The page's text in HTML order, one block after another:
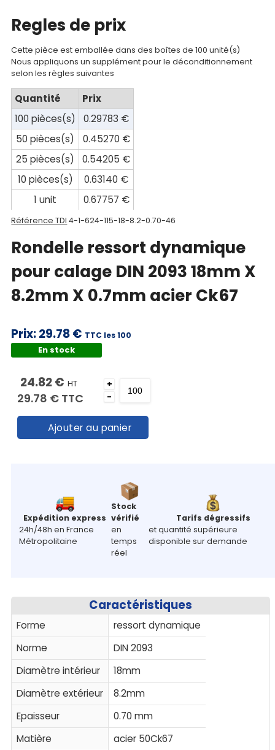
Mon
compte
Mon
panier
Contact
Regles de prix
Cette pièce est emballée dans des boîtes de 100 unité(s)
Nous appliquons un supplément pour le déconditionnement
selon les règles suivantes
Quantité
Prix
100 pièces(s)
0.29783 €
50 pièces(s)
0.45270 €
25 pièces(s)
0.54205 €
10 pièces(s)
0.63140 €
1 unit
0.67757 €
Référence TDI 4-1-624-115-18-8.2-0.70-46
Rondelle ressort dynamique
pour calage DIN 2093 18mm X
8.2mm X 0.7mm acier Ck67
Prix:29.78 € TTC les 100
En stock
24.82 € HT
29.78 € TTC
+
-
Ajouter au panier
Expédition express
24h/48h en France
Métropolitaine
Stock
vérifié
en
temps
réel
Tarifs dégressifs
et quantité supérieure
disponible sur demande
Caractéristiques
Forme
ressort dynamique
Norme
DIN 2093
Diamètre intérieur
18mm
Diamètre extérieur
8.2mm
Epaisseur
0.70 mm
Matière
acier 50Ck67